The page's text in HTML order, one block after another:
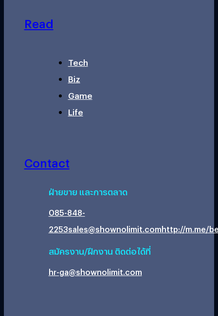
Read
Tech
Biz
Game
Life
Contact
ฝ่ายขาย และการตลาด
085-848-
2253sales@shownolimit.comhttp://m.me/
สมัครงาน/ฝึกงาน ติดต่อได้ที่
hr-ga@shownolimit.com